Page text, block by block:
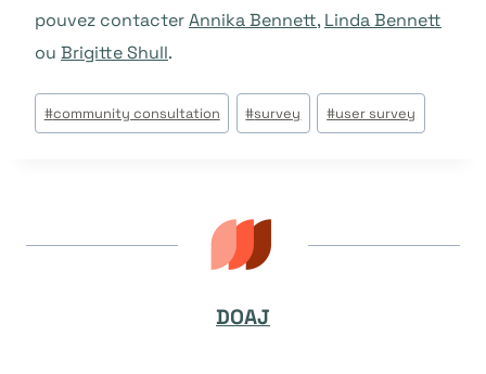
pouvez contacterAnnika Bennett, Linda Bennett
ou Brigitte Shull.
Tags
do
#community consultation #survey #user survey
DOAJ